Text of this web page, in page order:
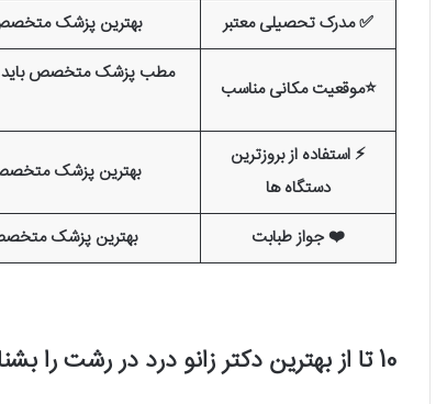
✅ مدرک تحصیلی معتبر بهترین پزشک متخصص
⭐موقعیت مکانی مناسب
مطب پزشک متخصص باید در
⚡️ استفاده از بروزترین
دستگاه ها
بهترین پزشک متخصص
❤️ جواز طبابت بهترین پزشک متخصص
10 تا از بهترین دکتر زانو درد در رشت را بشناسید!